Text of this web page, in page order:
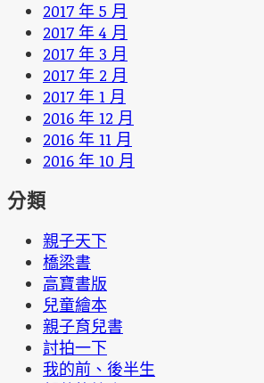
2017 年 5 月
2017 年 4 月
2017 年 3 月
2017 年 2 月
2017 年 1 月
2016 年 12 月
2016 年 11 月
2016 年 10 月
分類
親子天下
橋梁書
高寶書版
兒童繪本
親子育兒書
討拍一下
我的前、後半生